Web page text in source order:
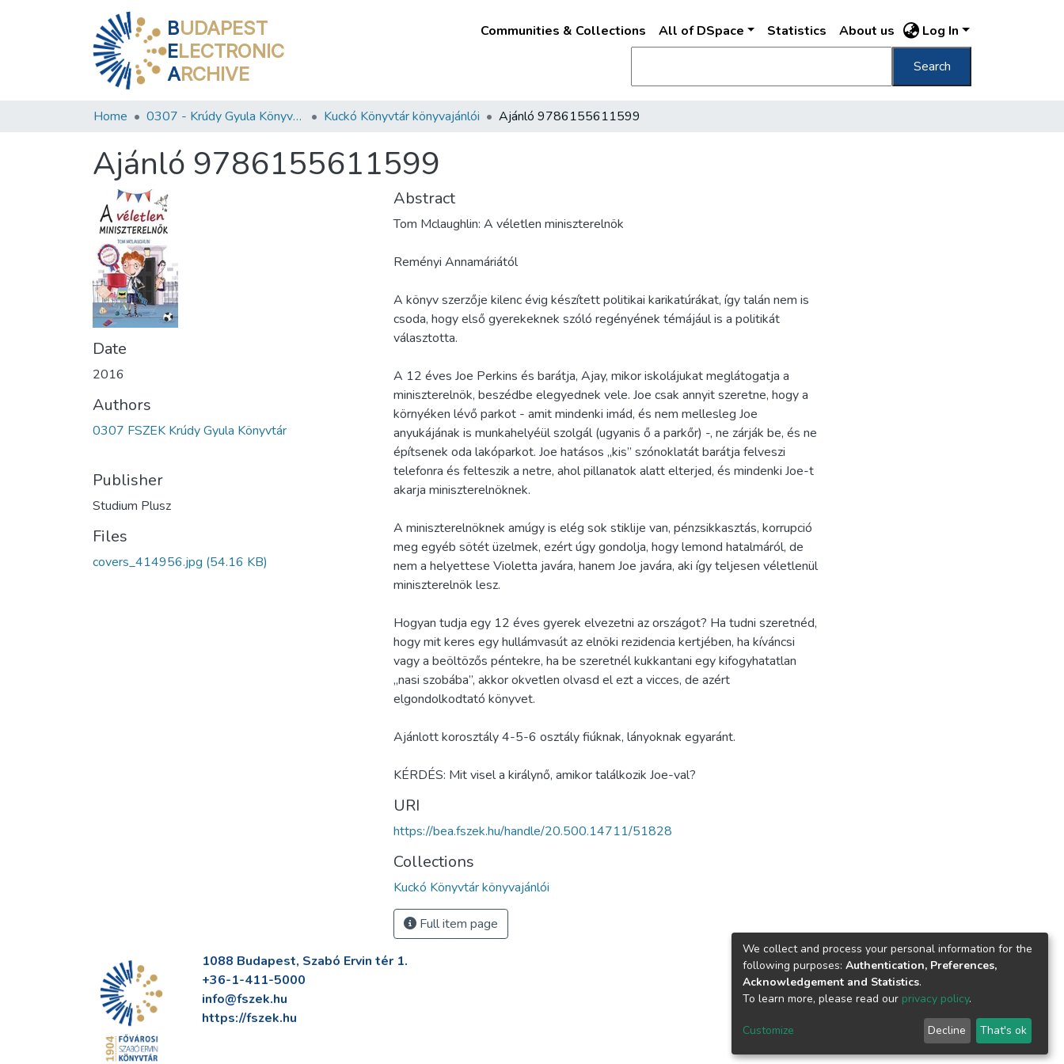
BUDAPEST
ELECTRONIC
ARCHIVE
Communities & Collections All of DSpace Statistics About us Log In
Search
Home 0307 - Krúdy Gyula Könyvtár Kuckó Könyvtár könyvajánlói Ajánló 9786155611599
Ajánló 9786155611599
Date
2016
Authors
0307 FSZEK Krúdy Gyula Könyvtár
Publisher
Studium Plusz
Files
covers_414956.jpg (54.16 KB)
Abstract
Tom Mclaughlin: A véletlen miniszterelnök
Reményi Annamáriától
A könyv szerzője kilenc évig készített politikai karikatúrákat, így talán nem is
csoda, hogy első gyerekeknek szóló regényének témájául is a politikát
választotta.
A 12 éves Joe Perkins és barátja, Ajay, mikor iskolájukat meglátogatja a
miniszterelnök, beszédbe elegyednek vele. Joe csak annyit szeretne, hogy a
környéken lévő parkot - amit mindenki imád, és nem mellesleg Joe
anyukájának is munkahelyéül szolgál (ugyanis ő a parkőr) -, ne zárják be, és ne
építsenek oda lakóparkot. Joe hatásos „kis” szónoklatát barátja felveszi
telefonra és felteszik a netre, ahol pillanatok alatt elterjed, és mindenki Joe-t
akarja miniszterelnöknek.
A miniszterelnöknek amúgy is elég sok stiklije van, pénzsikkasztás, korrupció
meg egyéb sötét üzelmek, ezért úgy gondolja, hogy lemond hatalmáról, de
nem a helyettese Violetta javára, hanem Joe javára, aki így teljesen véletlenül
miniszterelnök lesz.
Hogyan tudja egy 12 éves gyerek elvezetni az országot? Ha tudni szeretnéd,
hogy mit keres egy hullámvasút az elnöki rezidencia kertjében, ha kíváncsi
vagy a beöltözős péntekre, ha be szeretnél kukkantani egy kifogyhatatlan
„nasi szobába”, akkor okvetlen olvasd el ezt a vicces, de azért
elgondolkodtató könyvet.
Ajánlott korosztály 4-5-6 osztály fiúknak, lányoknak egyaránt.
KÉRDÉS: Mit visel a királynő, amikor találkozik Joe-val?
URI
https://bea.fszek.hu/handle/20.500.14711/51828
Collections
Kuckó Könyvtár könyvajánlói
Full item page
1088 Budapest, Szabó Ervin tér 1.
+36-1-411-5000
info@fszek.hu
https://fszek.hu
We collect and process your personal information for the
following purposes: Authentication, Preferences,
Acknowledgement and Statistics.
To learn more, please read our privacy policy.
Customize Decline That's ok